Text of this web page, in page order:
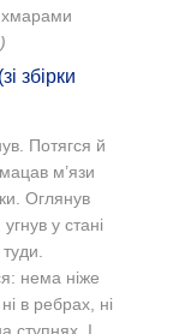
хмарами
збірки
Потягся й
м’язи
Оглянув
у стані
нема ніже
в ребрах, ні